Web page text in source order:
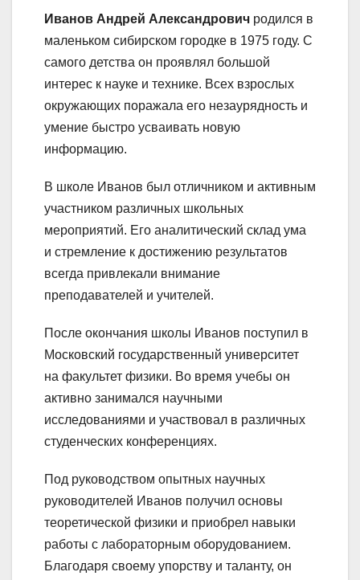
Иванов Андрей Александрович родился в
маленьком сибирском городке в 1975 году. С
самого детства он проявлял большой
интерес к науке и технике. Всех взрослых
окружающих поражала его незаурядность и
умение быстро усваивать новую
информацию.
В школе Иванов был отличником и активным
участником различных школьных
мероприятий. Его аналитический склад ума
и стремление к достижению результатов
всегда привлекали внимание
преподавателей и учителей.
После окончания школы Иванов поступил в
Московский государственный университет
на факультет физики. Во время учебы он
активно занимался научными
исследованиями и участвовал в различных
студенческих конференциях.
Под руководством опытных научных
руководителей Иванов получил основы
теоретической физики и приобрел навыки
работы с лабораторным оборудованием.
Благодаря своему упорству и таланту, он